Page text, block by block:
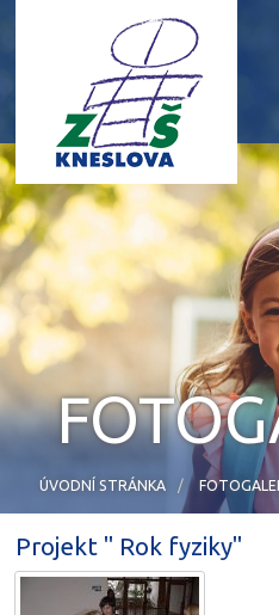
ÚVODNÍ STRÁNKA
Projekt " Rok fyziky"